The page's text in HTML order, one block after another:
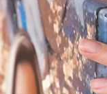
Ваш регион
Выберите из